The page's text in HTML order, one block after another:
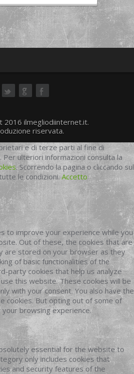
2016 ilmegliodiinternet.it.
riservata.
e di terze parti al fine di
ulteriori informazioni consulta la
. Scorrendo la pagina o cliccando sul
le condizioni.Accetto
to improve your experience while you
Out of these, the cookies that are
are stored on your browser as they
of basic functionalities of the
party cookies that help us analyze
this website. These cookies will be
with your consent. You also have the
cookies. But opting out of some of
browsing experience.
essential for the website to
only includes cookies that
and security features of the